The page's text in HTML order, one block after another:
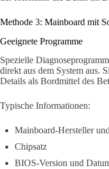
Methode 3: Mainboard mit
Geeignete Programme
Spezielle
direkt aus dem System aus.
Details als Bordmittel des
Typische Informationen:
Mainboard-Hersteller
Chipsatz
BIOS-Version und